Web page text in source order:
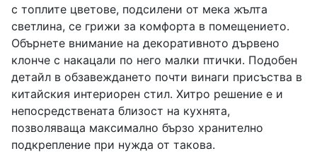
с топлите цветове, подсилени от мека жълта
светлина, се грижи за комфорта в помещението.
Обърнете внимание на декоративното дървено
клонче с накацали по него малки птички. Подобен
детайл в обзавеждането почти винаги присъства в
китайския интериорен стил. Хитро решение е и
непосредствената близост на кухнята,
позволяваща максимално бързо хранително
подкрепление при нужда от такова.